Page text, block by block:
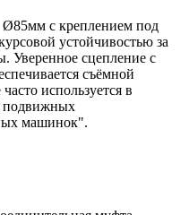
Ø85мм с креплением под
устойчивостью за
Уверенное сцепление с
съёмной
используется в
подвижных
машинок".